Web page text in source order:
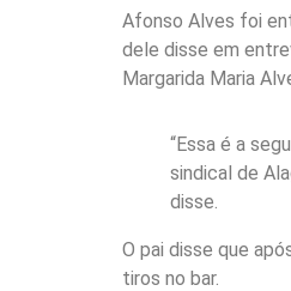
Afonso Alves foi
dele disse em
Margarida Maria
“Essa é a
sindical de
disse.
O pai disse que
tiros no bar.